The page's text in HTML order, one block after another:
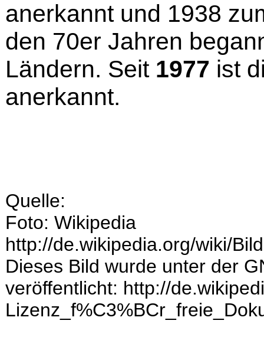
anerkannt und 1938
den 70er Jahren
Ländern. Seit 1977 ist
anerkannt.
Quelle:
Foto: Wikipedia
http://de.wikipedia.org/wiki/
Dieses Bild wurde unter der
veröffentlicht: http://